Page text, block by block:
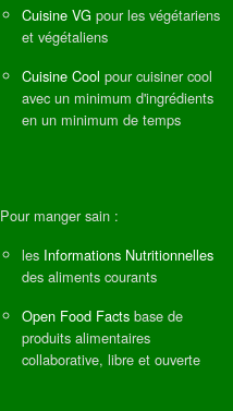
Cuisine VG pour les végétariens
et végétaliens
Cuisine Cool pour cuisiner cool
avec un minimum d'ingrédients
en un minimum de temps
Pour manger sain :
les Informations Nutritionnelles
des aliments courants
Open Food Facts base de
produits alimentaires
collaborative, libre et ouverte